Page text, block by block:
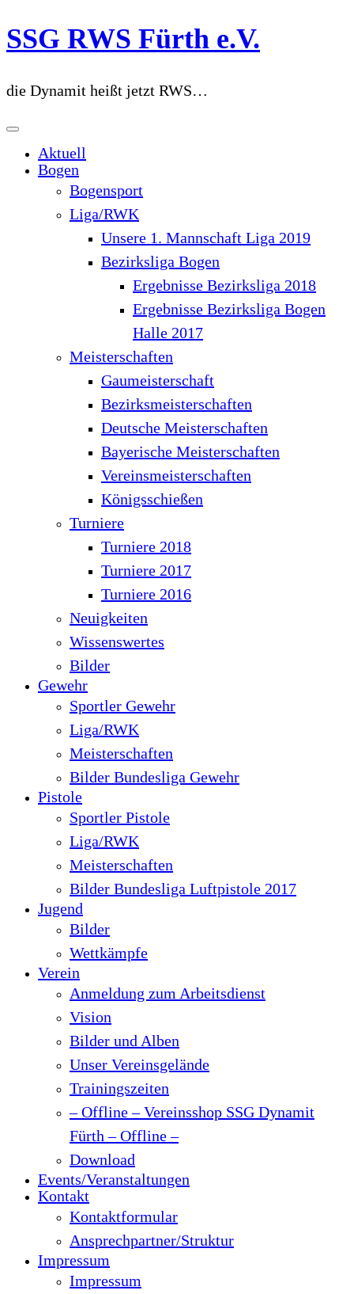
Zum
Inhalt
SSG RWS Fürth e.V.
die Dynamit heißt jetzt RWS…
Aktuell
Bogen
Bogensport
Liga/RWK
Unsere 1. Mannschaft Liga 2019
Bezirksliga Bogen
Ergebnisse Bezirksliga 2018
Ergebnisse Bezirksliga Bogen
Halle 2017
Meisterschaften
Gaumeisterschaft
Bezirksmeisterschaften
Deutsche Meisterschaften
Bayerische Meisterschaften
Vereinsmeisterschaften
Königsschießen
Turniere
Turniere 2018
Turniere 2017
Turniere 2016
Neuigkeiten
Wissenswertes
Bilder
Gewehr
Sportler Gewehr
Liga/RWK
Meisterschaften
Bilder Bundesliga Gewehr
Pistole
Sportler Pistole
Liga/RWK
Meisterschaften
Bilder Bundesliga Luftpistole 2017
Jugend
Bilder
Wettkämpfe
Verein
Anmeldung zum Arbeitsdienst
Vision
Bilder und Alben
Unser Vereinsgelände
Trainingszeiten
– Offline – Vereinsshop SSG Dynamit
Fürth – Offline –
Download
Events/Veranstaltungen
Kontakt
Kontaktformular
Ansprechpartner/Struktur
Impressum
Impressum